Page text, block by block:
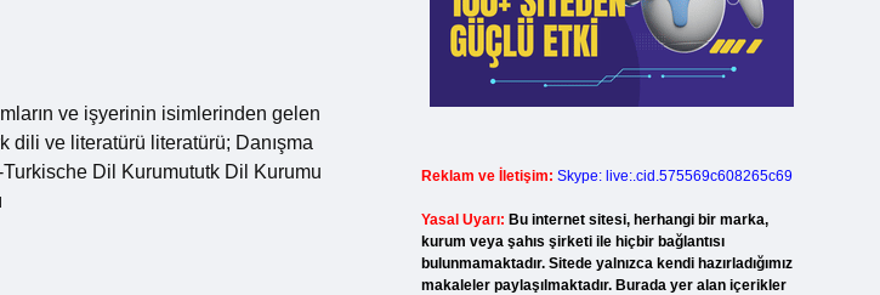
ve işyerinin isimlerinden gelen
dili ve literatürü literatürü; Danışma
Dil Kurumututk Dil Kurumu
Reklam ve İletişim: Skype: live:.cid.575569c608265c69
Yasal Uyarı: Bu internet sitesi, herhangi bir marka,
kurum veya şahıs şirketi ile hiçbir bağlantısı
bulunmamaktadır. Sitede yalnızca kendi hazırladığımız
makaleler paylaşılmaktadır. Burada yer alan içerikler